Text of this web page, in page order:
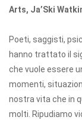
Arts, Ja’Ski
Poeti, saggisti,
hanno trattato il
che vuole essere
momenti,
nostra vita che in
molti. Ripudiamo